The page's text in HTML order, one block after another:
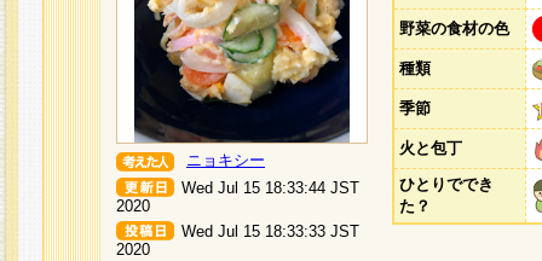
ニョキシー
Wed Jul 15 18:33:44 JST
2020
Wed Jul 15 18:33:33 JST
2020
野菜の食材の色
種類
季節
火と包丁
ひとりででき
た？